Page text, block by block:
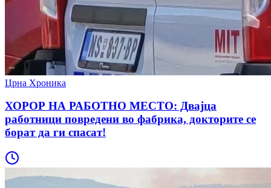
Црна Хроника
ХОРОР НА РАБОТНО МЕСТО: Двајца
работници повредени во фабрика, докторите се
борат да ги спасат!